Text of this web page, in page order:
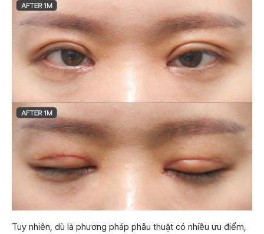
Tuy nhiên, dù là phương pháp phẫu thuật có nhiều ưu điểm,